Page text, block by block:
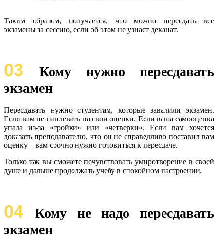
Таким образом, получается, что можно пересдать все
экзамены за сессию, если об этом не узнает деканат.
03Кому нужно пересдавать
экзамен
Пересдавать нужно студентам, которые завалили экзамен.
Если вам не наплевать на свои оценки. Если ваша самооценка
упала из-за «тройки» или «четверки». Если вам хочется
доказать преподавателю, что он не справедливо поставил вам
оценку – вам срочно нужно готовиться к пересдаче.
Только так вы сможете почувствовать умиротворение в своей
душе и дальше продолжать учебу в спокойном настроении.
04Кому не надо пересдавать
экзамен